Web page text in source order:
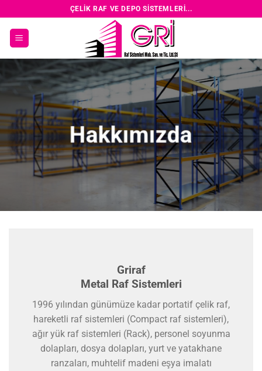
to
content
ÇELIK RAF VE DEPO SISTEMLERI...
Hakkımızda
Griraf
Metal Raf Sistemleri
1996 yılından günümüze kadar portatif çelik raf,
hareketli raf sistemleri (Compact raf sistemleri),
ağır yük raf sistemleri (Rack), personel soyunma
dolapları, dosya dolapları, yurt ve yatakhane
ranzaları, muhtelif madeni eşya imalatı